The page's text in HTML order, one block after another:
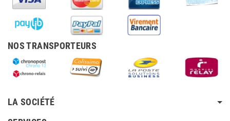
NOS TRANSPORTEURS
LA SOCIÉTÉ